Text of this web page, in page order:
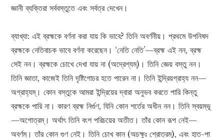
জ্ঞানী ব্যক্তিরা সর্ববস্তুতে এবং সর্বত্র দেখেন।
ব্যাখ্যা: এই ব্রহ্মকে বর্ণনা করা যায় কি ভাবে? তিনি অবর্ণনীয়। প্রথমে উপনিষদ
ব্রহ্মকে নেতিবাচক ভাবে বর্ণনা করেছেন। ‘নেতি নেতি’—ব্রহ্ম এই নন, ব্রহ্ম
সেই নন। ব্রহ্মকে চোখে দেখা যায় না (অদ্রেশ্যম্‌)। তিনি জ্ঞেয় বস্তু নন।
তিনি জ্ঞাতা, কাজেই তিনি দৃষ্টিগোচর হতে পারেন না। তিনি ইন্দ্রিয়গ্রাহ্য নন—
অগ্রাহ্যম্। কোন বস্তুকে আমরা ইন্দ্রিয়ের দ্বারা অনুভব করতে পারি কিন্তু
ব্রহ্মকে পারি না। কারণ ব্রহ্ম নির্গুণ, যিনি কোন শর্তের অধীন নন। তিনি স্বয়ম্ভূ
—অগোত্রম্‌। অর্থাৎ তিনি বংশ পরিচয়ের অতীত। তাঁর কোন রূপ নেই—
অবর্ণম্‌। তাঁর কোন গুণ নেই। তিনি চোখ কান (অচক্ষুঃ শ্রোত্রম্‌), এবং হাত-পা